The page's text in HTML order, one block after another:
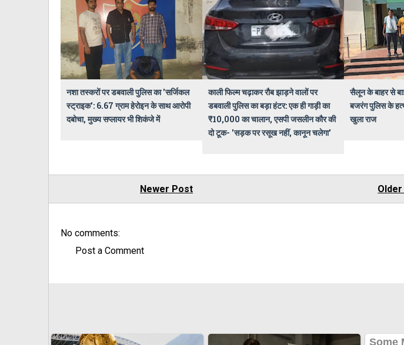
नशा तस्करों पर डबवाली पुलिस का 'सर्जिकल
स्ट्राइक': 6.67 ग्राम हेरोइन के साथ आरोपी
दबोचा, मुख्य सप्लायर भी शिकंजे में
काली फिल्म चढ़ाकर रौब झाड़ने वालों पर
डबवाली पुलिस का बड़ा हंटर: एक ही गाड़ी का
₹10,000 का चालान, एसपी जसलीन कौर की
दो टूक- 'सड़क पर रसूख नहीं, कानून चलेगा'
सैलून के बाहर से
बजरंग पुलिस के
खुला राज
Newer Post
No comments:
Post a Comment